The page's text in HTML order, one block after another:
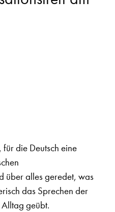
die Deutsch eine
über alles geredet, was
das Sprechen der
geübt.